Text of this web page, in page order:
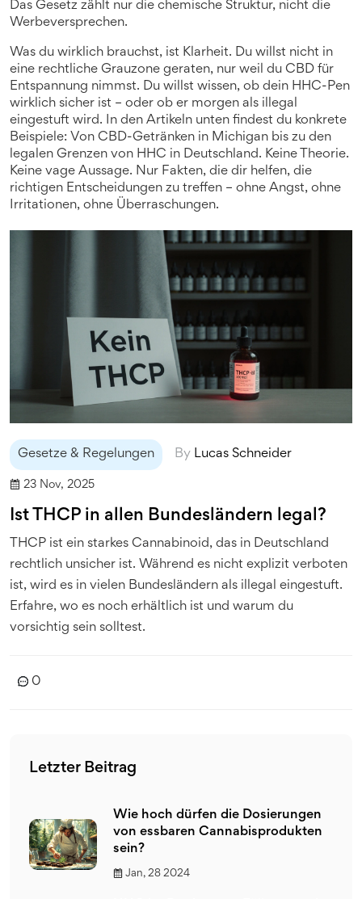
Das Gesetz zählt nur die chemische Struktur, nicht die
Werbeversprechen.
Was du wirklich brauchst, ist Klarheit. Du willst nicht in
eine rechtliche Grauzone geraten, nur weil du CBD für
Entspannung nimmst. Du willst wissen, ob dein HHC-Pen
wirklich sicher ist – oder ob er morgen als illegal
eingestuft wird. In den Artikeln unten findest du konkrete
Beispiele: Von CBD-Getränken in Michigan bis zu den
legalen Grenzen von HHC in Deutschland. Keine Theorie.
Keine vage Aussage. Nur Fakten, die dir helfen, die
richtigen Entscheidungen zu treffen – ohne Angst, ohne
Irritationen, ohne Überraschungen.
Gesetze & Regelungen By Lucas Schneider
23 Nov, 2025
Ist THCP in allen Bundesländern legal?
THCP ist ein starkes Cannabinoid, das in Deutschland
rechtlich unsicher ist. Während es nicht explizit verboten
ist, wird es in vielen Bundesländern als illegal eingestuft.
Erfahre, wo es noch erhältlich ist und warum du
vorsichtig sein solltest.
0
Letzter Beitrag
Wie hoch dürfen die Dosierungen
von essbaren Cannabisprodukten
sein?
Jan, 28 2024